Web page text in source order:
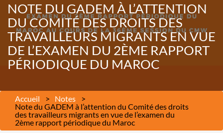
NOTE DU GADEM À L’ATTENTION
DU COMITÉ DES DROITS DES
TRAVAILLEURS MIGRANTS EN VUE
DE L’EXAMEN DU 2ÈME RAPPORT
PÉRIODIQUE DU MAROC
Accueil
Notes
Note du GADEM à l’attention du Comité des droits
des travailleurs migrants en vue de l’examen du
2ème rapport périodique du Maroc